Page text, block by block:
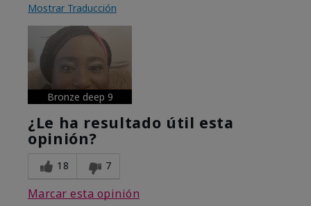
Mostrar Traducción
Bronze deep 9
¿Le ha resultado útil esta
opinión?
18 7
Marcar esta opinión